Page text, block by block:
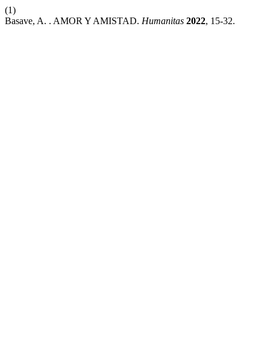
(1)
Basave, A. . AMOR Y AMISTAD. Humanitas 2022, 15-32.